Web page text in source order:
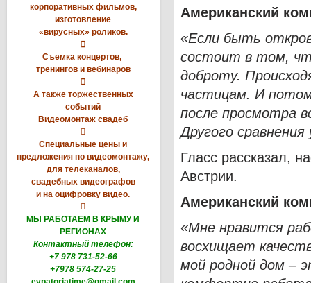
корпоративных фильмов,
изготовление
«вирусных» роликов.

Съемка концертов,
тренингов и вебинаров

А также торжественных
событий
Видеомонтаж свадеб

Специальные цены и
предложения по видеомонтажу,
для телеканалов,
свадебных видеографов
и на оцифровку видео.

МЫ РАБОТАЕМ В КРЫМУ И
РЕГИОНАХ
Контактный телефон:
+7 978 731-52-66
+7978 574-27-25
Американский
«Если быть
состоит в том,
доброту.
частицам. И
после просмотра
Другого
Гласс рассказал,
Австрии.
Американский
«Мне нравится
восхищает
мой родной дом –